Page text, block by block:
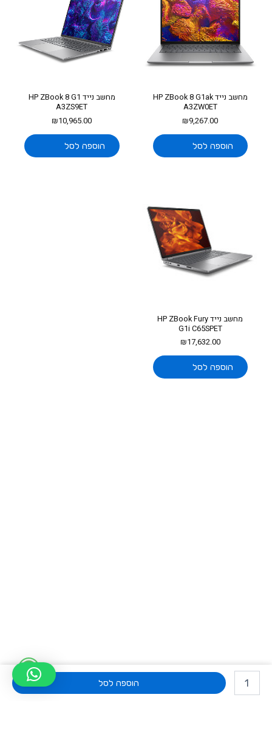
מחשב נייד HP ZBook 8 G1ak
A3ZW0ET
₪9,267.00
הוספה לסל
מחשב נייד HP ZBook 8 G1
A3ZS9ET
₪10,965.00
הוספה לסל
מחשב נייד HP ZBook Fury
G1i C65SPET
₪17,632.00
הוספה לסל
W
h
כמות
מחשב
הוספה לסל